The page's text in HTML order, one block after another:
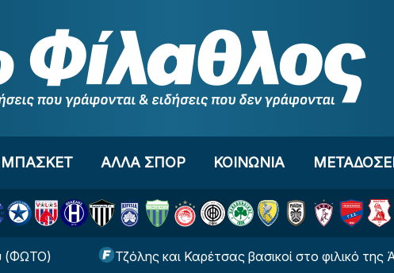
ΜΠΑΣΚΕΤ ΑΛΛΑ ΣΠΟΡ ΚΟΙΝΩΝΙΑ
Τζόλης και Καρέτσας βασικοί στο φιλικό της